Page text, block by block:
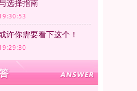
选择指南
许你需要看下这个！